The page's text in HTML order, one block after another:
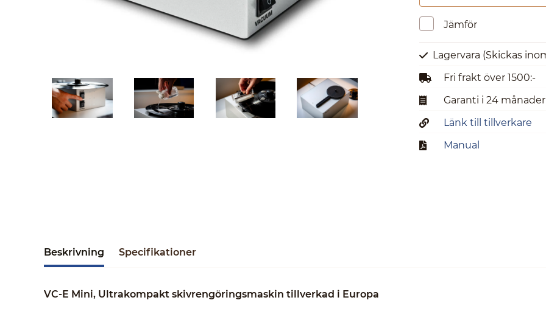
Jämför
Lagervara (Skickas
Fri frakt över 1500:-
Garanti i 24 månader
Länk till tillverkare
Manual
Beskrivning Specifikationer
VC-E Mini, Ultrakompakt skivrengöringsmaskin tillverkad i Europa